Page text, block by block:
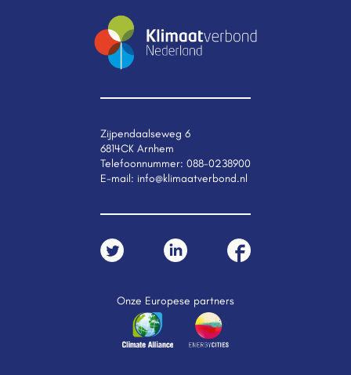
Zijpendaalseweg 6
6814CK Arnhem
Telefoonnummer: 088-0238900
E-mail: info@klimaatverbond.nl
Onze Europese partners